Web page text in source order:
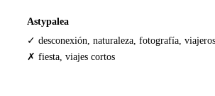
Astypalea
✓ desconexión, naturaleza, fotografía,
✗ fiesta, viajes cortos